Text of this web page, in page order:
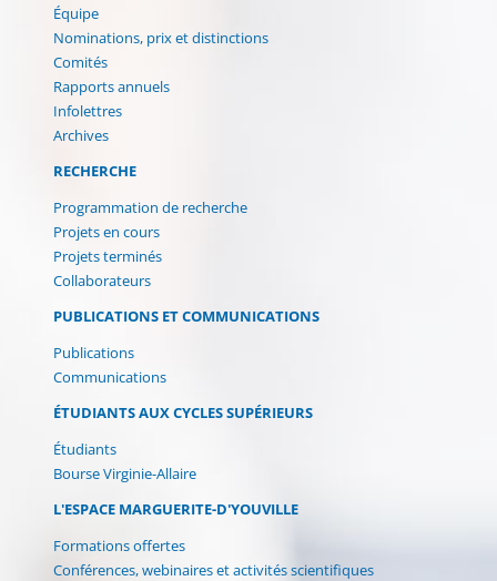
Équipe
Nominations, prix et distinctions
Comités
Rapports annuels
Infolettres
Archives
RECHERCHE
Programmation de recherche
Projets en cours
Projets terminés
Collaborateurs
PUBLICATIONS ET COMMUNICATIONS
Publications
Communications
ÉTUDIANTS AUX CYCLES SUPÉRIEURS
Étudiants
Bourse Virginie-Allaire
L'ESPACE MARGUERITE-D'YOUVILLE
Formations offertes
Conférences, webinaires et activités scientifiques